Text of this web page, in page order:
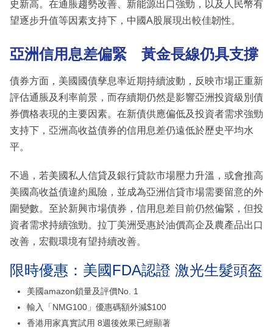
史新高。在通脹趨勢改善、新能源出口強勁，以及人民幣有
望逐步升值等因素支持下，中國A股展現出較佳韌性。
亞洲信用息差偏緊 黃金長線仍具支撐
債券方面，美國國債孳息率近期持續波動，反映市場正重新
評估通脹及利率前景，而存續期仍然是影響亞洲投資級別債
券價格表現的主要因素。在新債供應偏低及投資者需求強勁
支持下，亞洲高收益債券的信用息差仍遠低於歷史平均水
平。
不過，若美國私人信貸及銀行貸款市場壓力升溫，或會推高
美國高收益債違約風險，並成為亞洲信貸市場需要留意的外
圍變數。至於新興市場債券，信用息差目前仍然偏緊，但投
資者需求持續強勁。拉丁美洲受惠於油價高企及農產品出口
改善，宏觀環境有望持續改善。
限時優惠：美國FDA認證 激光生髮頭盔
美國amazon鎖量及評價No. 1
輸入「NMG100」優惠碼額外減$100
香港用家真實試用 8週後效果已經顯著